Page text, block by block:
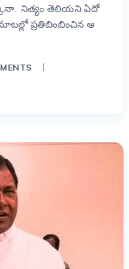
నిత్యం తెలియని ఏదో
ప్రతిబింబించిన ఆ